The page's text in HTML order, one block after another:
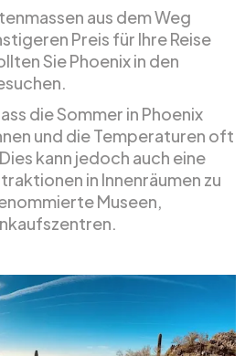
aus dem Weg
Preis für Ihre Reise
Sie Phoenix in den
die Sommer in Phoenix
und die Temperaturen oft
kann jedoch auch eine
in Innenräumen zu
Museen,